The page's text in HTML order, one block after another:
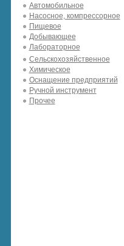
Автомобильное
Насосное, компрессорное
Пищевое
Добывающее
Лабораторное
Сельскохозяйственное
Химическое
Оснащение предприятий
Ручной инструмент
Прочее